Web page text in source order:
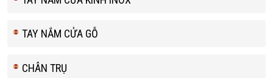
TAY NẮM CỬA GỖ
CHÂN TRỤ